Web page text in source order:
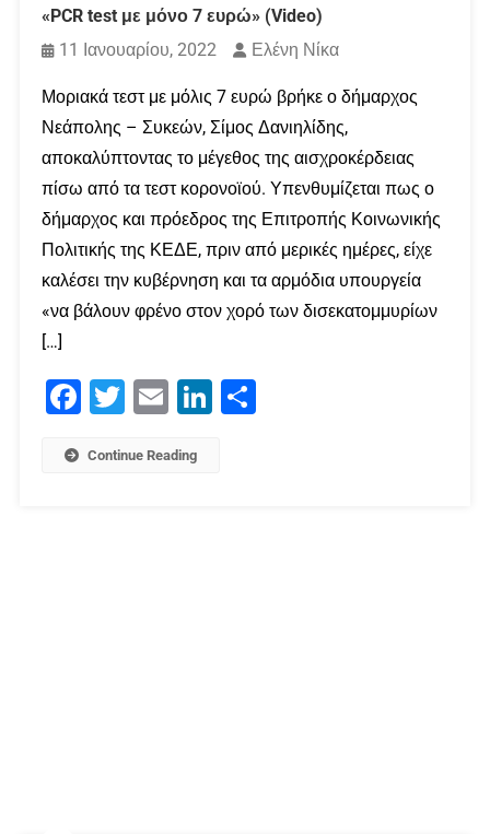
«PCR test με μόνο 7 ευρώ» (Video)
11 Ιανουαρίου, 2022
Ελένη Νίκα
Μοριακά τεστ με μόλις 7 ευρώ βρήκε ο δήμαρχος
Νεάπολης – Συκεών, Σίμος Δανιηλίδης,
αποκαλύπτοντας το μέγεθος της αισχροκέρδειας
πίσω από τα τεστ κορονοϊού. Υπενθυμίζεται πως ο
δήμαρχος και πρόεδρος της Επιτροπής Κοινωνικής
Πολιτικής της ΚΕΔΕ, πριν από μερικές ημέρες, είχε
καλέσει την κυβέρνηση και τα αρμόδια υπουργεία
«να βάλουν φρένο στον χορό των δισεκατομμυρίων
[…]
Facebook
Twitter Email LinkedIn
Continue Reading